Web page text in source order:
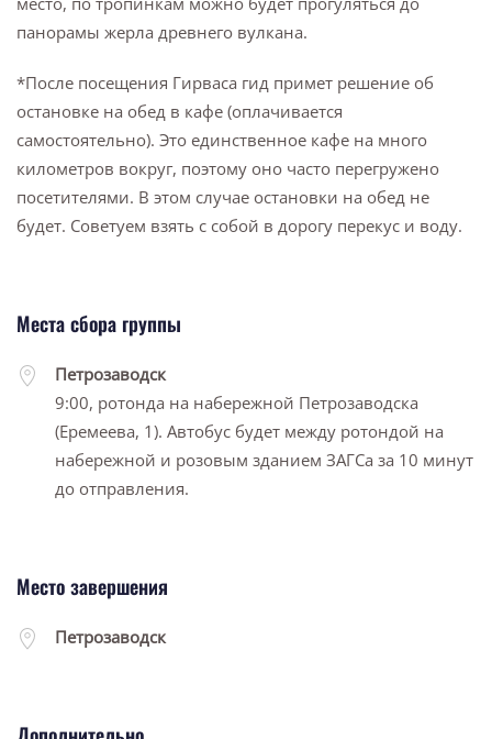
панорамы жерла древнего вулкана.
*После посещения Гирваса гид примет решение об
остановке на обед в кафе (оплачивается
самостоятельно). Это единственное кафе на много
километров вокруг, поэтому оно часто перегружено
посетителями. В этом случае остановки на обед не
будет. Советуем взять с собой в дорогу перекус и воду.
Места сбора группы
Петрозаводск
9:00, ротонда на набережной Петрозаводска
(Еремеева, 1). Автобус будет между ротондой на
набережной и розовым зданием ЗАГСа за 10 минут
до отправления.
Место завершения
Петрозаводск